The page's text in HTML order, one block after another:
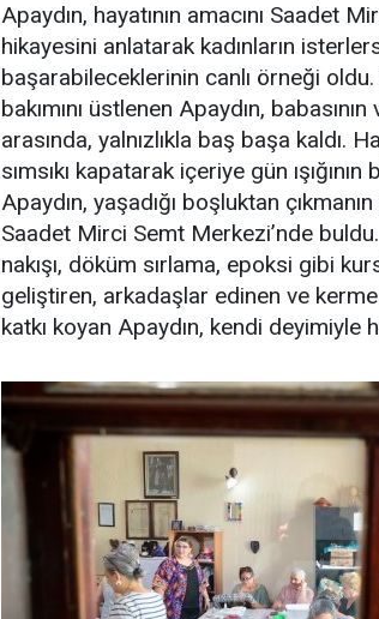
Apaydın, hayatının amacını Saadet
hikayesini anlatarak kadınların
başarabileceklerinin canlı örneği oldu.
bakımını üstlenen Apaydın,
arasında, yalnızlıkla baş başa kaldı.
sımsıkı kapatarak içeriye gün
Apaydın, yaşadığı boşluktan
Saadet Mirci Semt Merkezi’nde
nakışı, döküm sırlama, epoksi gibi
geliştiren, arkadaşlar edinen ve
katkı koyan Apaydın, kendi deyimiyle